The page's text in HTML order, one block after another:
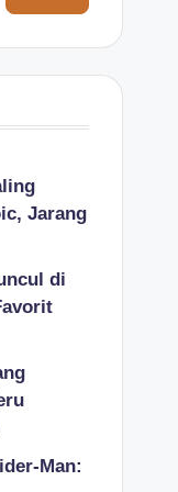
Jarang
di
Man: